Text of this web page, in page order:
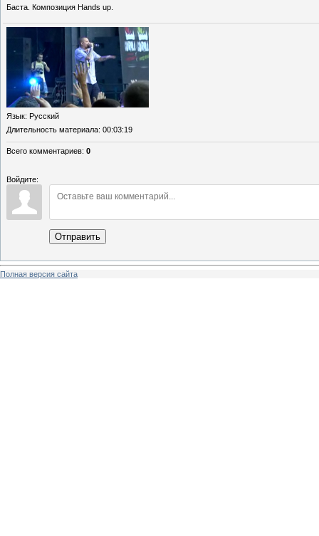
Баста. Композиция Hands up.
Язык: Русский
Длительность материала: 00:03:19
Всего комментариев: 0
Войдите:
Отправить
Полная версия сайта